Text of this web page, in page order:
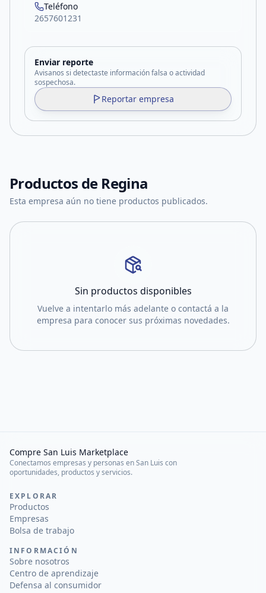
Teléfono
2657601231
Enviar reporte
Avisanos si detectaste información falsa o actividad
sospechosa.
Reportar empresa
Productos de Regina
Esta empresa aún no tiene productos publicados.
Sin productos disponibles
Vuelve a intentarlo más adelante o contactá a la
empresa para conocer sus próximas novedades.
Compre San Luis Marketplace
Conectamos empresas y personas en San Luis con
oportunidades, productos y servicios.
EXPLORAR
Productos
Empresas
Bolsa de trabajo
INFORMACIÓN
Sobre nosotros
Centro de aprendizaje
Defensa al consumidor